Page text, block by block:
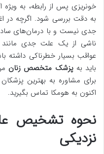
خونریزی پس از رابطه، به
به دقت بررسی شود. اگرچه در
جدی نیست و با درمان‌های
ناشی از یک علت جدی مانند
عواقب بسیار خطرناکی داشته
باید بهپزشک متخصص زنان
برای مشاوره به بهترین
اکنون به هومکا تماس بگیرید.
نحوه تشخیص
نزدیکی